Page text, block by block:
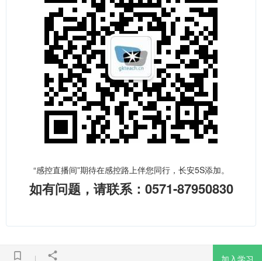
加入学习
“感控直播间”期待在感控路上伴您同行，长安5S添加。
如有问题，请联系：0571-87950830